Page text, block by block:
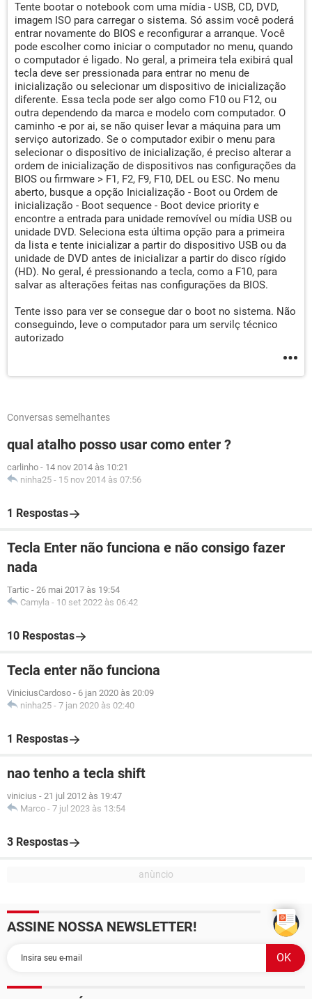
Tente bootar o notebook com uma mídia - USB, CD, DVD,
imagem ISO para carregar o sistema. Só assim você poderá
entrar novamente do BIOS e reconfigurar a arranque. Você
pode escolher como iniciar o computador no menu, quando
o computador é ligado. No geral, a primeira tela exibirá qual
tecla deve ser pressionada para entrar no menu de
inicialização ou selecionar um dispositivo de inicialização
diferente. Essa tecla pode ser algo como F10 ou F12, ou
outra dependendo da marca e modelo com computador. O
caminho -e por ai, se não quiser levar a máquina para um
serviço autorizado. Se o computador exibir o menu para
selecionar o dispositivo de inicialização, é preciso alterar a
ordem de inicialização de dispositivos nas configurações da
BIOS ou firmware > F1, F2, F9, F10, DEL ou ESC. No menu
aberto, busque a opção Inicialização - Boot ou Ordem de
inicialização - Boot sequence - Boot device priority e
encontre a entrada para unidade removível ou mídia USB ou
unidade DVD. Seleciona esta última opção para a primeira
da lista e tente inicializar a partir do dispositivo USB ou da
unidade de DVD antes de inicializar a partir do disco rígido
(HD). No geral, é pressionando a tecla, como a F10, para
salvar as alterações feitas nas configurações da BIOS.
Tente isso para ver se consegue dar o boot no sistema. Não
conseguindo, leve o computador para um servilç técnico
autorizado
Conversas semelhantes
qual atalho posso usar como enter ?
carlinho - 14 nov 2014 às 10:21
ninha25 - 15 nov 2014 às 07:56
1 Respostas
Tecla Enter não funciona e não consigo fazer
nada
Tartic - 26 mai 2017 às 19:54
Camyla - 10 set 2022 às 06:42
10 Respostas
Tecla enter não funciona
ViniciusCardoso - 6 jan 2020 às 20:09
ninha25 - 7 jan 2020 às 02:40
1 Respostas
nao tenho a tecla shift
vinicius - 21 jul 2012 às 19:47
Marco - 7 jul 2023 às 13:54
3 Respostas
ASSINE NOSSA NEWSLETTER!